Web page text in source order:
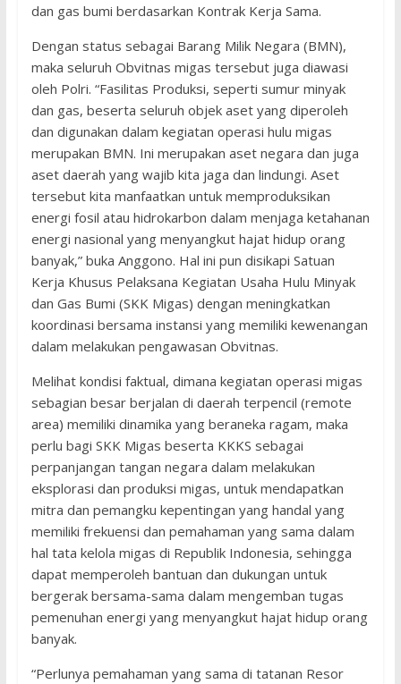
dan gas bumi berdasarkan Kontrak Kerja Sama.
Dengan status sebagai Barang Milik Negara (BMN),
maka seluruh Obvitnas migas tersebut juga diawasi
oleh Polri. “Fasilitas Produksi, seperti sumur minyak
dan gas, beserta seluruh objek aset yang diperoleh
dan digunakan dalam kegiatan operasi hulu migas
merupakan BMN. Ini merupakan aset negara dan juga
aset daerah yang wajib kita jaga dan lindungi. Aset
tersebut kita manfaatkan untuk memproduksikan
energi fosil atau hidrokarbon dalam menjaga ketahanan
energi nasional yang menyangkut hajat hidup orang
banyak,” buka Anggono. Hal ini pun disikapi Satuan
Kerja Khusus Pelaksana Kegiatan Usaha Hulu Minyak
dan Gas Bumi (SKK Migas) dengan meningkatkan
koordinasi bersama instansi yang memiliki kewenangan
dalam melakukan pengawasan Obvitnas.
Melihat kondisi faktual, dimana kegiatan operasi migas
sebagian besar berjalan di daerah terpencil (remote
area) memiliki dinamika yang beraneka ragam, maka
perlu bagi SKK Migas beserta KKKS sebagai
perpanjangan tangan negara dalam melakukan
eksplorasi dan produksi migas, untuk mendapatkan
mitra dan pemangku kepentingan yang handal yang
memiliki frekuensi dan pemahaman yang sama dalam
hal tata kelola migas di Republik Indonesia, sehingga
dapat memperoleh bantuan dan dukungan untuk
bergerak bersama-sama dalam mengemban tugas
pemenuhan energi yang menyangkut hajat hidup orang
banyak.
“Perlunya pemahaman yang sama di tatanan Resor